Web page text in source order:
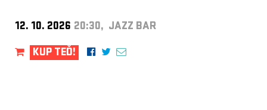
12. 10. 2026 20:30, JAZZ BAR
KUP TEĎ!